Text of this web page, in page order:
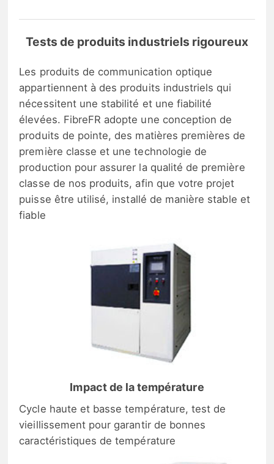
Tests de produits industriels rigoureux
Les produits de communication optique
appartiennent à des produits industriels qui
nécessitent une stabilité et une fiabilité
élevées. FibreFR adopte une conception de
produits de pointe, des matières premières de
première classe et une technologie de
production pour assurer la qualité de première
classe de nos produits, afin que votre projet
puisse être utilisé, installé de manière stable et
fiable
Impact de la température
Cycle haute et basse température, test de
vieillissement pour garantir de bonnes
caractéristiques de température